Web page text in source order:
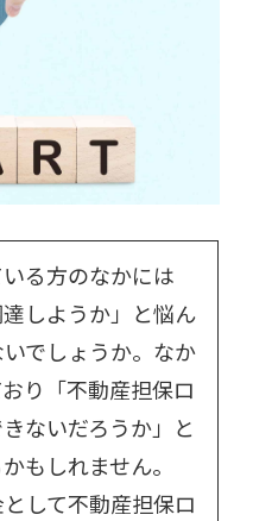
る方のなかには
達しようか」と悩ん
でしょうか。なか
り「不動産担保ロ
ないだろうか」と
もしれません。
して不動産担保ロ